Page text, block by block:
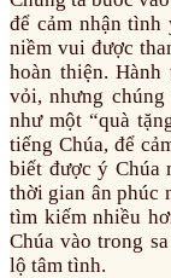
để cảm nhận tình
niềm vui được
hoàn thiện.
vỏi, nhưng
như một “quà
tiếng Chúa, để
biết được ý Chúa
thời gian ân phúc
tìm kiếm nhiều
Chúa vào trong
lộ tâm tình.